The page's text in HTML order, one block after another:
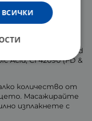
C10-30 Alkyl
Hamamelis
Acid, Sodium
20,
40 Hydrogenated
Acid, CI 42090 (FD &
количество от
Масажирайте
изплакнете с
ВСИЧКИ